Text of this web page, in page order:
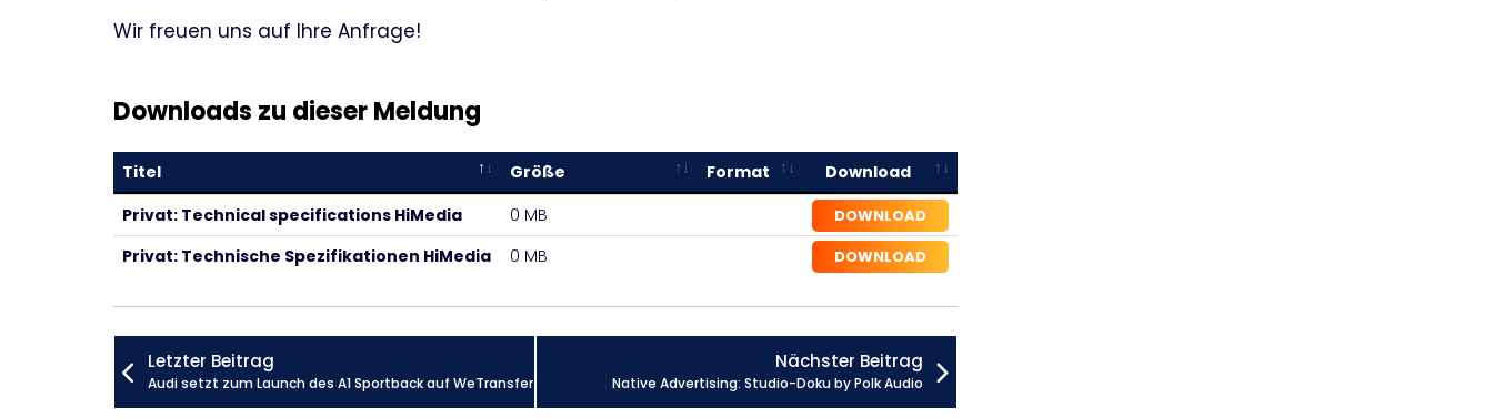
Wir freuen uns auf Ihre Anfrage!
Downloads zu dieser Meldung
Titel Größe Format
Download
Privat: Technical specifications HiMedia
0 MB DOWNLOAD
Privat: Technische Spezifikationen HiMedia 0 MB DOWNLOAD
Nächster Beitrag
Native Advertising: Studio-Doku by Polk Audio
Letzter Beitrag
Audi setzt zum Launch des A1 Sportback auf WeTransfer